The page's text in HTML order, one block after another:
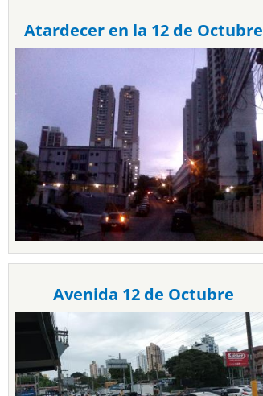
Atardecer en la 12 de Octubre
Avenida 12 de Octubre